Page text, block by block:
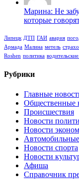
Марина: Не
которые
Липецк ДТП ГАИ авария
Армада Малина метель
Roshen политика
Рубрики
Главные
Общественные
Происшествия
Новости
Новости
Новости спорта
Новости
Афиша
Справочник